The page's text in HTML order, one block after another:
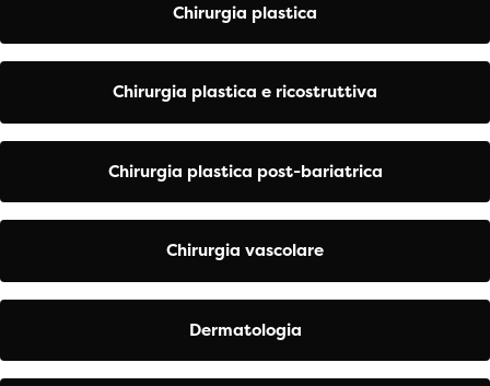
Chirurgia plastica
Chirurgia plastica e ricostruttiva
Chirurgia plastica post-bariatrica
Chirurgia vascolare
Dermatologia